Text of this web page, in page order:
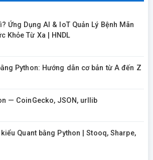
Ứng Dụng AI & IoT Quản Lý Bệnh Mãn
Khỏe Từ Xa | HNDL
Python: Hướng dẫn cơ bản từ A đến Z
— CoinGecko, JSON, urllib
Quant bằng Python | Stooq, Sharpe,